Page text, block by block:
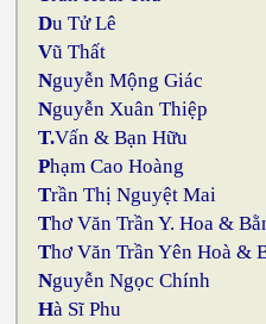
Du Tử Lê
Vũ Thất
Nguyễn Mộng Giác
Nguyễn Xuân Thiệp
T.Vấn & Bạn Hữu
Phạm Cao Hoàng
Trần Thị Nguyệt Mai
Thơ Văn Trần Y. Hoa &
Thơ Văn Trần Yên Hoà &
Nguyễn Ngọc Chính
Hà Sĩ Phu